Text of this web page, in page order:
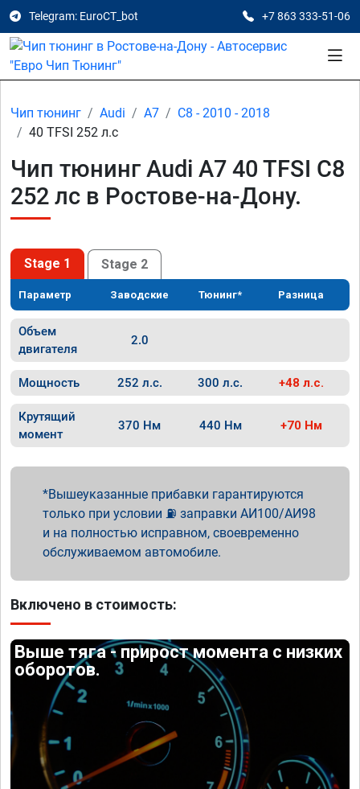
Telegram: EuroCT_bot +7 863 333-51-06
Чип тюнинг Audi A7
C8 - 2010 - 2018
40 TFSI 252 л.с
Чип тюнинг Audi A7 40 TFSI C8
252 лс в Ростове-на-Дону.
Stage 1 Stage 2
Параметр Заводские Тюнинг* Разница
Объем
двигателя
2.0
Мощность 252 л.с. 300 л.с. +48 л.с.
Крутящий
момент
370 Нм 440 Нм +70 Нм
Вышеуказанные прибавки гарантируются
только при условии ⛽ заправки АИ100/АИ98
и на полностью исправном, своевременно
обслуживаемом автомобиле.
Включено в стоимость:
Выше тяга - прирост момента с низких
оборотов.